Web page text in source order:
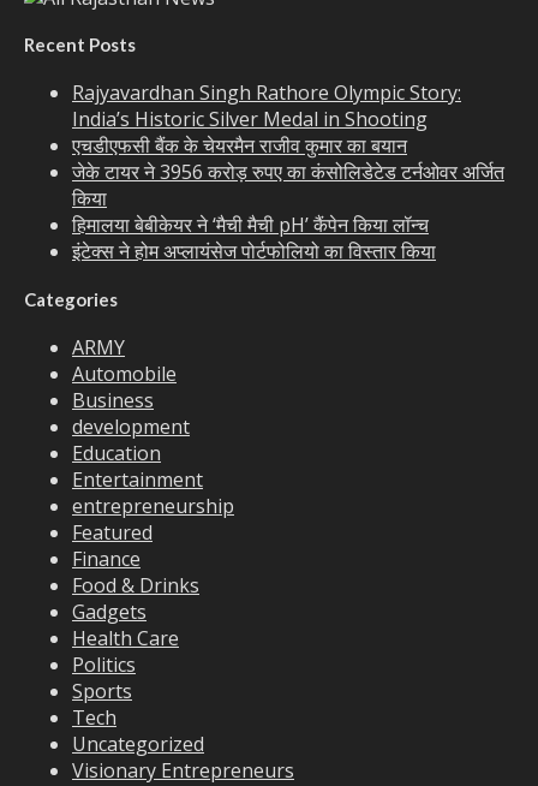
Recent Posts
Rajyavardhan Singh Rathore Olympic Story:
India’s Historic Silver Medal in Shooting
एचडीएफसी बैंक के चेयरमैन राजीव कुमार का बयान
जेके टायर ने 3956 करोड़ रुपए का कंसोलिडेटेड टर्नओवर अर्जित
किया
हिमालया बेबीकेयर ने ‘मैची मैची pH’ कैंपेन किया लॉन्च
इंटेक्स ने होम अप्लायंसेज पोर्टफोलियो का विस्तार किया
Categories
ARMY
Automobile
Business
development
Education
Entertainment
entrepreneurship
Featured
Finance
Food & Drinks
Gadgets
Health Care
Politics
Sports
Tech
Uncategorized
Visionary Entrepreneurs